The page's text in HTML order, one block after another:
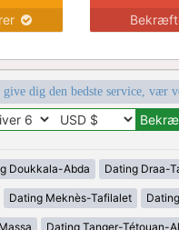
dig den bedste service, vær
Doukkala-Abda Dating Draa-
Dating Meknès-Tafilalet
Dating Tanger-Tétouan-